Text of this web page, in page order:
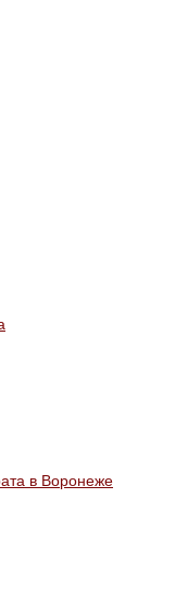
в Воронеже